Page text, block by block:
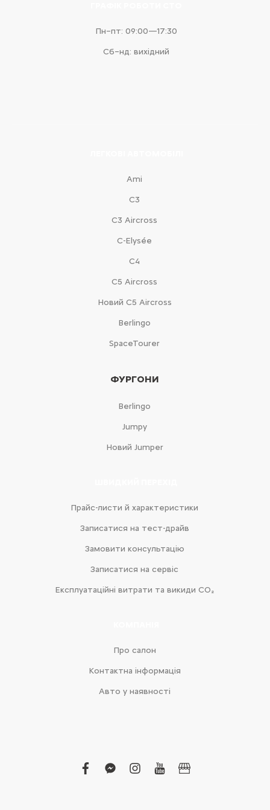
Пн–пт: 09:00—17:30
Сб–нд: вихідний
Ami
С3
С3 Aircross
C-Elysée
С4
С5 Aircross
Новий С5 Aircross
Berlingo
SpaceTourer
ФУРГОНИ
Berlingo
Jumpy
Новий Jumper
Прайс-листи й характеристики
Записатися на тест-драйв
Замовити консультацію
Записатися на сервіс
Експлуатаційні витрати та викиди CO₂
Про салон
Контактна інформація
Авто у наявності
facebook
facebook-
instagram
youtubebusiness